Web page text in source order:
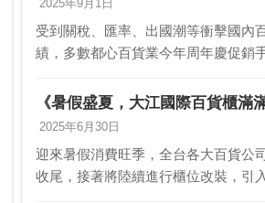
2025年9月1日
受到關稅、匯率、出國潮等衝擊國內
績，多數都心百貨業今年周年慶促銷
知名餐飲餐廳吸客。其中大江購物中
《暑假盛夏，大江國際百貨櫃滿
2025年6月30日
迎來暑假消費旺季，全台各大百貨公
收尾，接著將陸續進行櫃位改裝，引